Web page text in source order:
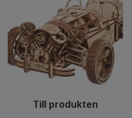
Till produkten